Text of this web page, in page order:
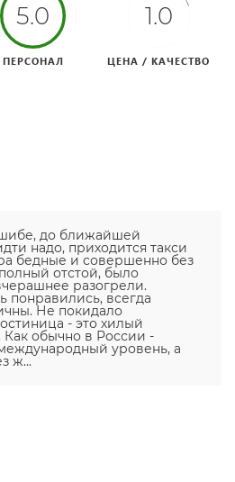
5.0
ПЕРСОНАЛ
1.0
ЦЕНА / КАЧЕСТВО
до ближайшей
надо, приходится такси
бедные и совершенно без
отстой, было
разогрели.
понравились, всегда
Не покидало
- это хилый
обычно в России -
уровень, а
ж...